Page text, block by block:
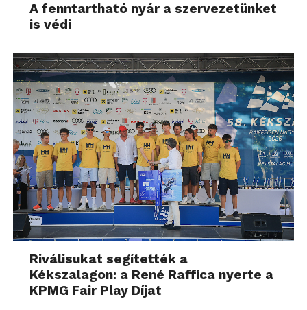
A fenntartható nyár a szervezetünket
is védi
Riválisukat segítették a
Kékszalagon: a René Raffica nyerte a
KPMG Fair Play Díjat